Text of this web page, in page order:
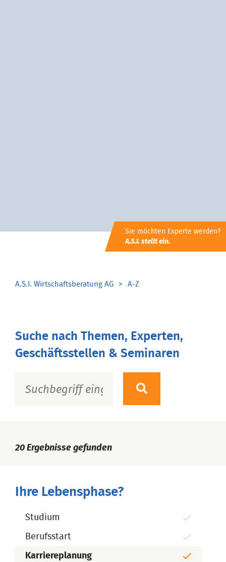
Sie möchten Experte werden?
A.S.I. stellt ein.
A.S.I. Wirtschaftsberatung AG A-Z
Suche nach Themen, Experten,
Geschäftsstellen & Seminaren
20 Ergebnisse gefunden
Ihre Lebensphase?
Studium
Berufsstart
Karriereplanung